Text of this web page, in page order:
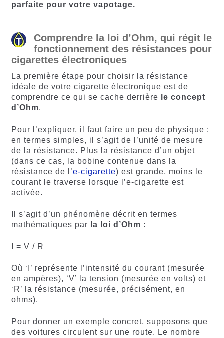
parfaite pour votre vapotage.
Comprendre la loi d’Ohm, qui régit le
fonctionnement des résistances pour
cigarettes électroniques
La première étape pour choisir la résistance
idéale de votre cigarette électronique est de
comprendre ce qui se cache derrière le concept
d’Ohm.
Pour l’expliquer, il faut faire un peu de physique :
en termes simples, il s’agit de l’unité de mesure
de la résistance. Plus la résistance d’un objet
(dans ce cas, la bobine contenue dans la
résistance de l’e-cigarette) est grande, moins le
courant le traverse lorsque l’e-cigarette est
activée.
Il s’agit d’un phénomène décrit en termes
mathématiques par
la loi d’Ohm :
I = V / R
Où ‘I’ représente l’intensité du courant (mesurée
en ampères), ‘V’ la tension (mesurée en volts) et
‘R’ la résistance (mesurée, précisément, en
ohms).
Pour donner un exemple concret, supposons que
des voitures circulent sur une route. Le nombre